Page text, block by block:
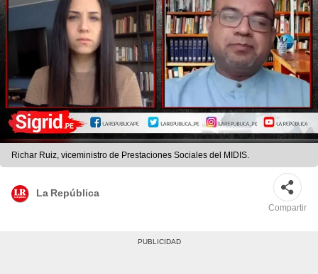
Richar Ruiz, viceministro de Prestaciones Sociales del MIDIS.
La República
Compartir